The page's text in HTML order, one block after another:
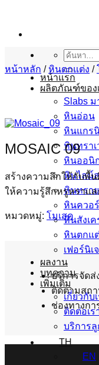
เนื้อหา
ค้นหา:
หน้าแรก
ผลิตภัณฑ์ของ
Slabs
หินอ่อน
หินแกร
หินทรา
หินออนิ
หินไลม์
หินทราย
หินควอ
หินสังเค
หินตกแ
เฟอร์นิเ
ผลงาน
บทความ
เพิ่มเติม
เกี่ยวกับ
ติดต่อเร
บริการ
TH
EN
หน้าหลัก / หินตกแต่ง /
MOSAIC 09
สร้างความลึกให้กับพื้
ให้ความรู้สึกหรูหราแ
หมวดหมู่: โมเสค
บริการจัดส่
ติดตามสถา
ช่องทางก